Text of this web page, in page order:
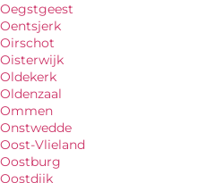
Oegstgeest
Oentsjerk
Oirschot
Oisterwijk
Oldekerk
Oldenzaal
Ommen
Onstwedde
Oost-Vlieland
Oostburg
Oostdijk